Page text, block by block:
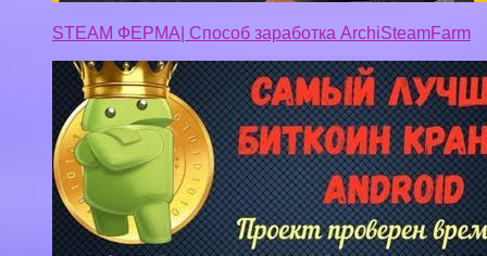
Биткоин кран Топ лучшее приложение для
заработка сатош на Андроид 2017